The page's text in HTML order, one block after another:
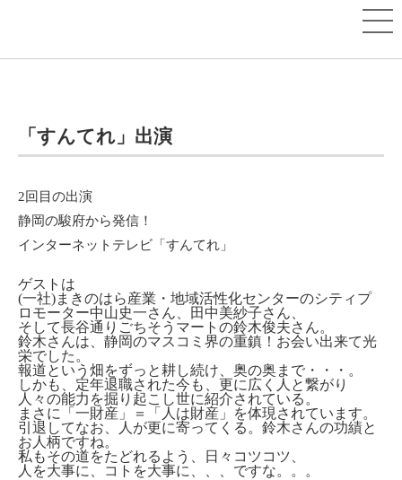
「すんてれ」出演
2回目の出演
静岡の駿府から発信！
インターネットテレビ「すんてれ」
ゲストは
(一社)まきのはら産業・地域活性化センターのシティプ
ロモーター中山史一さん、田中美紗子さん、
そして長谷通りごちそうマートの鈴木俊夫さん。
鈴木さんは、静岡のマスコミ界の重鎮！お会い出来て光
栄でした。
報道という畑をずっと耕し続け、奥の奥まで・・・。
しかも、定年退職された今も、更に広く人と繋がり
人々の能力を掘り起こし世に紹介されている。
まさに「一財産」＝「人は財産」を体現されています。
引退してなお、人が更に寄ってくる。鈴木さんの功績と
お人柄ですね。
私もその道をたどれるよう、日々コツコツ、
人を大事に、コトを大事に、、、ですな。。。